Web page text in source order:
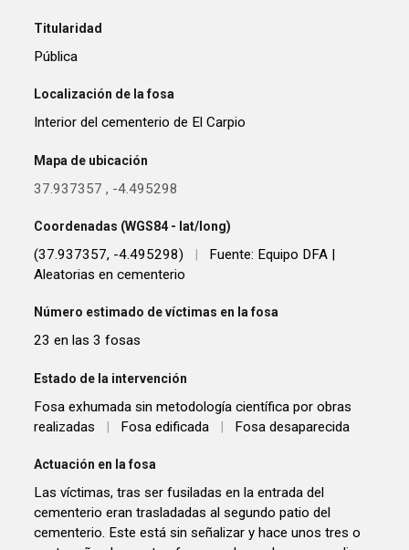
Titularidad
Pública
Localización de la fosa
Interior del cementerio de El Carpio
Mapa de ubicación
37.937357 , -4.495298
Coordenadas (WGS84 - lat/long)
(37.937357, -4.495298) |
Fuente: Equipo DFA |
Aleatorias en cementerio
Número estimado de víctimas en la fosa
23 en las 3 fosas
Estado de la intervención
Fosa exhumada sin metodología científica por obras
realizadas
| Fosa edificada | Fosa desaparecida
Actuación en la fosa
Las víctimas, tras ser fusiladas en la entrada del
cementerio eran trasladadas al segundo patio del
cementerio. Este está sin señalizar y hace unos tres o